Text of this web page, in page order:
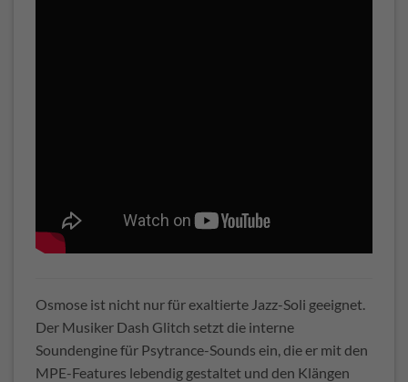
Osmose ist nicht nur für exaltierte Jazz-Soli geeignet.
Der Musiker Dash Glitch setzt die interne
Soundengine für Psytrance-Sounds ein, die er mit den
MPE-Features lebendig gestaltet und den Klängen